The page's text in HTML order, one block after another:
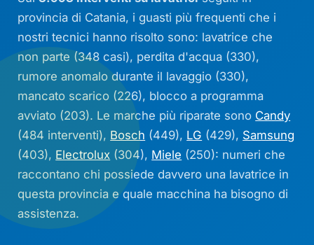
provincia di Catania, i guasti più frequenti che i
nostri tecnici hanno risolto sono: lavatrice che
non parte (348 casi), perdita d'acqua (330),
rumore anomalo durante il lavaggio (330),
mancato scarico (226), blocco a programma
avviato (203). Le marche più riparate sono Candy
(484 interventi), Bosch (449), LG (429), Samsung
(403), Electrolux (304), Miele (250): numeri che
raccontano chi possiede davvero una lavatrice in
questa provincia e quale macchina ha bisogno di
assistenza.